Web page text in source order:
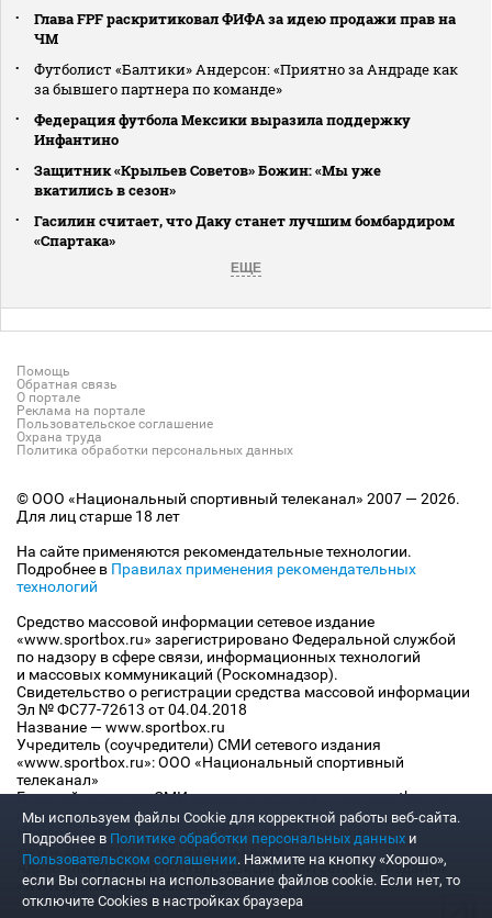
Глава FPF раскритиковал ФИФА за идею продажи прав на
ЧМ
Футболист «Балтики» Андерсон: «Приятно за Андраде как
за бывшего партнера по команде»
Федерация футбола Мексики выразила поддержку
Инфантино
Защитник «Крыльев Советов» Божин: «Мы уже
вкатились в сезон»
Гасилин считает, что Даку станет лучшим бомбардиром
«Спартака»
ЕЩЕ
Помощь
Обратная связь
О портале
Реклама на портале
Пользовательское соглашение
Охрана труда
Политика обработки персональных данных
© ООО «Национальный спортивный телеканал» 2007 — 2026.
Для лиц старше 18 лет
На сайте применяются рекомендательные технологии.
Подробнее в Правилах применения рекомендательных
технологий
Средство массовой информации сетевое издание
«www.sportbox.ru» зарегистрировано Федеральной службой
по надзору в сфере связи, информационных технологий
и массовых коммуникаций (Роскомнадзор).
Свидетельство о регистрации средства массовой информации
Эл № ФС77-72613 от 04.04.2018
Название — www.sportbox.ru
Учредитель (соучредители) СМИ сетевого издания
«www.sportbox.ru»: ООО «Национальный спортивный
телеканал»
Главный редактор СМИ сетевого издания «www.sportbox.ru»:
Конов В.А.
Номер телефона редакции СМИ сетевого издания
«www.sportbox.ru»: +7 (495) 653 8419
Адрес электронной почты редакции СМИ сетевого издания
«www.sportbox.ru»: editor@sportbox.ru
Мы используем файлы Сookie для корректной работы веб-сайта.
Подробнее в Политике обработки персональных данных и
Пользовательском соглашении. Нажмите на кнопку «Хорошо»,
если Вы согласны на использование файлов cookie. Если нет, то
отключите Cookies в настройках браузера